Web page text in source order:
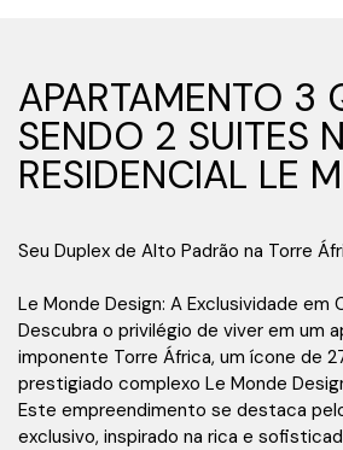
APARTAMENTO 3
SENDO 2 SUITES
RESIDENCIAL LE
Seu Duplex de Alto Padrão na Torre
Le Monde Design: A Exclusividade em
Descubra o privilégio de viver em um
imponente Torre África, um ícone de
prestigiado complexo Le Monde
Este empreendimento se destaca
exclusivo, inspirado na rica e